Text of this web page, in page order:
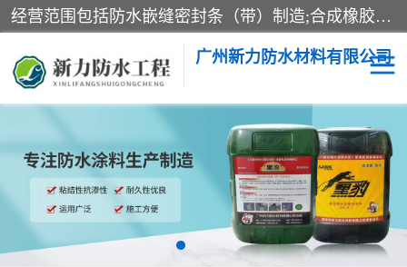
经营范围包括防水嵌缝密封条（带）制造;合成橡胶制造（监控化学品、危险化学品除外）;沥青混合物制造;防水胶粘带制造;其他合成材料制造（监控化学品、危险化学品除外）;涂料制造（监控化学品、危险化学品除外）;建筑结构防水补漏;防水建筑材料制造;粘合剂制造（监控化学品、危险化学品除外）;涂料零售;广州新力防水材料有限公司具有1处分支机构。
广州新力防水材料有限公司
黑豹防水胶 建筑108胶水
乳化沥青防水涂料 自粘卷材
非固化橡胶防水涂料